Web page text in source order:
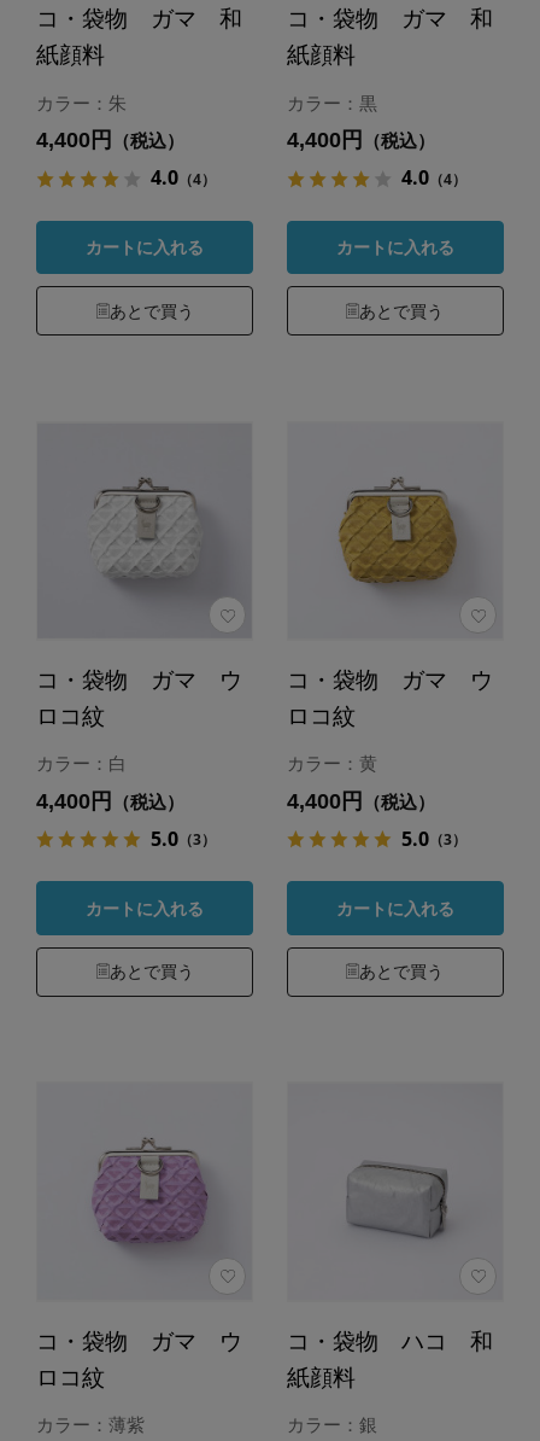
コ・袋物 ガマ 和
紙顔料
カラー：朱
4,400円 （税込）
4.0（4）
カートに入れる
あとで買う
コ・袋物 ガマ 和
紙顔料
カラー：黒
4,400円 （税込）
4.0（4）
カートに入れる
あとで買う
コ・袋物 ガマ ウ
ロコ紋
カラー：白
4,400円 （税込）
5.0（3）
カートに入れる
あとで買う
コ・袋物 ガマ ウ
ロコ紋
カラー：黄
4,400円 （税込）
5.0（3）
カートに入れる
あとで買う
コ・袋物 ガマ ウ
ロコ紋
カラー：薄紫
コ・袋物 ハコ 和
紙顔料
カラー：銀